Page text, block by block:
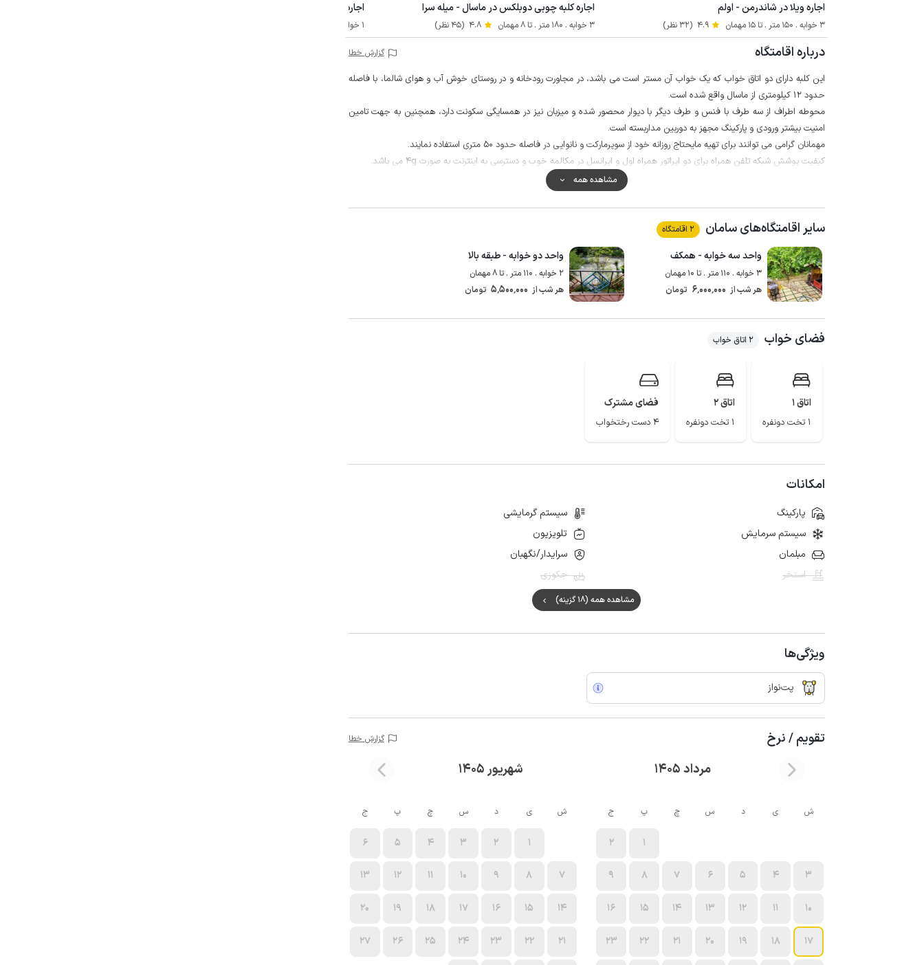
اجاره ویلا در شاندرمن - اولم
3 خوابه . 150 متر . تا 15 مهمان 4.9 (32 نظر)
اجاره کلبه چوبی دوبلکس در ماسال - میله سرا
3 خوابه . 180 متر . تا 8 مهمان 4.8 (45 نظر)
اجاره ویلا در ماسال - خروم
1 خوابه . 75 متر . تا 4 مهمان
درباره اقامتگاه گزارش خطا
این کلبه دارای دو اتاق خواب که یک خواب آن مستر است می باشد، در مجاورت رودخانه و در روستای خوش آب و هوای شالما، با فاصله
حدود 12 کیلومتری از ماسال واقع شده است.
محوطه اطراف از سه طرف با فنس و طرف دیگر با دیوار محصور شده و میزبان نیز در همسایگی سکونت دارد، همچنین به جهت تامین
امنیت بیشتر ورودی و پارکینگ مجهز به دوربین مداربسته است.
مهمانان گرامی می توانند برای تهیه مایحتاج روزانه خود از سوپرمارکت و نانوایی در فاصله حدود 50 متری استفاده نمایند.
کیفیت پوشش شبکه تلفن همراه برای دو اپراتور همراه اول و ایرانسل در مکالمه خوب و دسترسی به اینترنت به صورت 4g می باشد.
مشاهده همه
سایر اقامتگاه‌های سامان 2 اقامتگاه
واحد سه خوابه - همکف
3 خوابه . 110 متر . تا 10 مهمان
هر شب از 6٬000٬000 تومان
واحد دو خوابه - طبقه بالا
2 خوابه . 110 متر . تا 8 مهمان
هر شب از 5٬500٬000 تومان
فضای خواب 2 اتاق خواب
اتاق 1
1 تخت دونفره
اتاق 2
1 تخت دونفره
فضای مشترک
4 دست رختخواب
امکانات
پارکینگ
سیستم گرمایشی
سیستم سرمایش
تلویزیون
مبلمان
سرایدار/نگهبان
استخر
جکوزی
مشاهده همه (18 گزینه)
ویژگی‌ها
پت‌نواز
تقویم / نرخ گزارش خطا
مرداد 1405 شهریور 1405
ش ی د س چ پ ج
1
2
3
4
5
6
7
8
9
10
11
12
13
14
15
16
17
18
19
20
21
22
23
ش ی د س چ پ ج
1
2
3
4
5
6
7
8
9
10
11
12
13
14
15
16
17
18
19
20
21
22
23
24
25
26
27